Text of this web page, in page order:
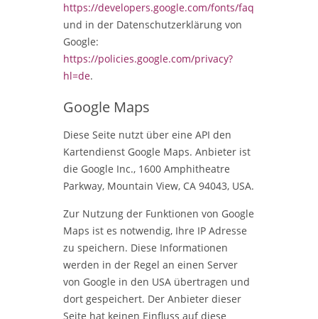
https://developers.google.com/fonts/faq
und in der Datenschutzerklärung von
Google:
https://policies.google.com/privacy?
hl=de.
Google Maps
Diese Seite nutzt über eine API den
Kartendienst Google Maps. Anbieter ist
die Google Inc., 1600 Amphitheatre
Parkway, Mountain View, CA 94043, USA.
Zur Nutzung der Funktionen von Google
Maps ist es notwendig, Ihre IP Adresse
zu speichern. Diese Informationen
werden in der Regel an einen Server
von Google in den USA übertragen und
dort gespeichert. Der Anbieter dieser
Seite hat keinen Einfluss auf diese